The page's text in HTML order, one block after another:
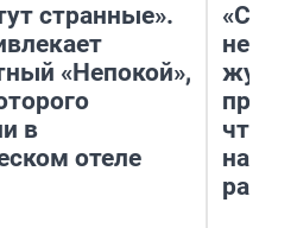
странные».
«Непокой»,
в
отеле
на
ради